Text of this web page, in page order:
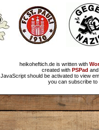
heikoheftich.de is written with
created with PSPad
JavaScript should be activated to view
you can subscribe